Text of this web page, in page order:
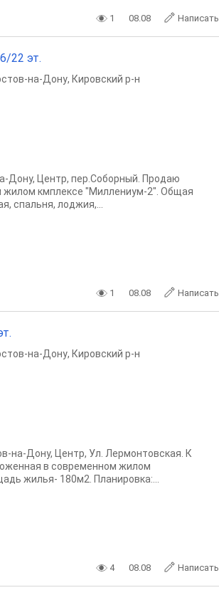
1 08.08 Написать
22 эт.
на-Дону, Кировский р-н
Дону, Центр, пер.Соборный. Продаю
жилом кмплексе "Миллениум-2". Общая
спальня, лоджия,...
1 08.08 Написать
на-Дону, Кировский р-н
на-Дону, Центр, Ул. Лермонтовская. К
в современном жилом
жилья- 180м2. Планировка:...
4 08.08 Написать